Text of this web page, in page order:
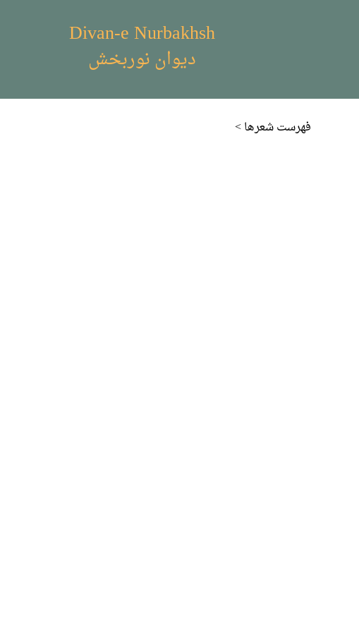
Divan-e Nurbakhsh
دیوان نوربخش
< فهرست شعر‌ها